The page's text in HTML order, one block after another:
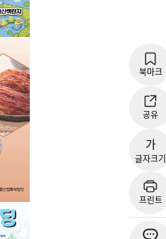
북마크
공유
가
글자크기
프린트